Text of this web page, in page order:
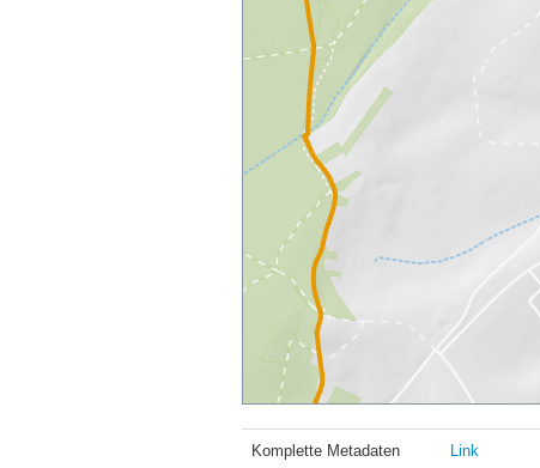
Komplette Metadaten Link